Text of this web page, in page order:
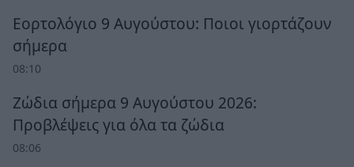
Εορτολόγιο 9 Αυγούστου: Ποιοι γιορτάζουν
σήμερα
08:10
Ζώδια σήμερα 9 Αυγούστου 2026:
Προβλέψεις για όλα τα ζώδια
08:06